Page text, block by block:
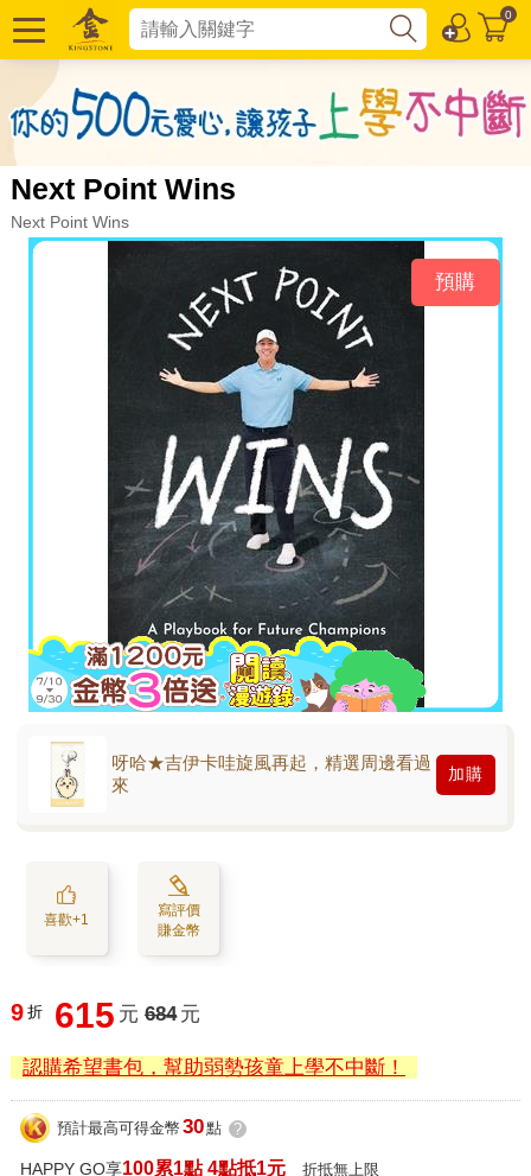
0
Next Point Wins
Next Point Wins
預購
呀哈★吉伊卡哇旋風再起，精選周邊看過
來
加購
喜歡+1
寫評價
賺金幣
9 折 615 元 684 元
認購希望書包，幫助弱勢孩童上學不中斷！
預計最高可得金幣 30點 ?
HAPPY GO享100累1點 4點抵1元 折抵無上限